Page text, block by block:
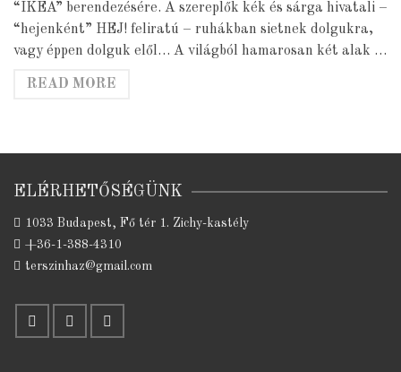
“IKEA” berendezésére. A szereplők kék és sárga hivatali –
“hejenként” HEJ! feliratú – ruhákban sietnek dolgukra,
vagy éppen dolguk elől… A világból hamarosan két alak …
READ MORE
ELÉRHETŐSÉGÜNK
1033 Budapest, Fő tér 1. Zichy-kastély
+36-1-388-4310
terszinhaz@gmail.com